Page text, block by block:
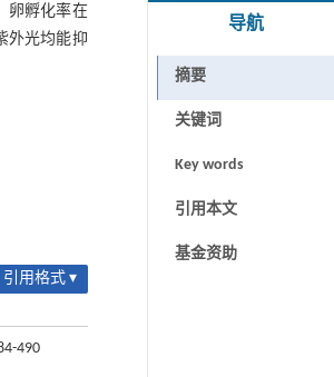
卵孵化率在
外光均能抑
引用格式 ▾
490
导航
摘要
关键词
Key words
引用本文
基金资助